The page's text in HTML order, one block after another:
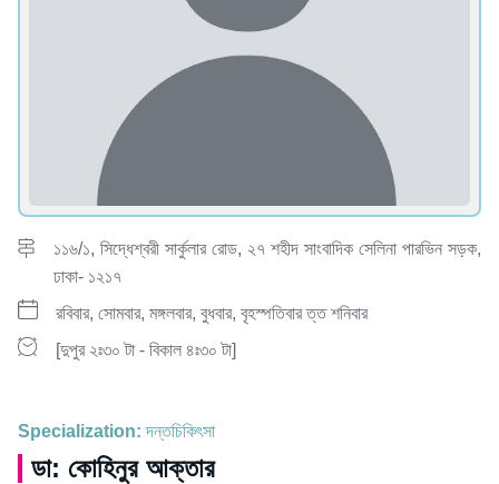
১১৬/১, সিদ্ধেশ্বরী সার্কুলার রোড, ২৭ শহীদ সাংবাদিক সেলিনা পারভিন সড়ক,
ঢাকা- ১২১৭
রবিবার, সোমবার, মঙ্গলবার, বুধবার, বৃহস্পতিবার ত্ত শনিবার
[দুপুর ২ঃ৩০ টা - বিকাল ৪ঃ৩০ টা]
Specialization: দন্তচিকিৎসা
ডা: কোহিনুর আক্তার